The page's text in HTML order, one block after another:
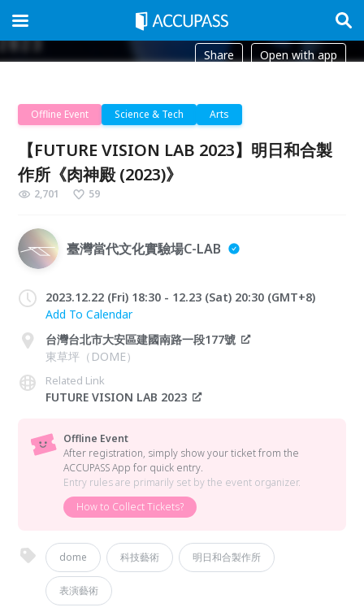
Share Open with app
Offline Event Science & Tech Arts
【FUTURE VISION LAB 2023】明日和合製
作所《肉神殿 (2023)》
2,701 59
臺灣當代文化實驗場C-LAB
2023.12.22 (Fri) 18:30 - 12.23 (Sat) 20:30 (GMT+8)
Add To Calendar
台灣台北市大安區建國南路一段177號
東草坪（DOME）
Related Link
FUTURE VISION LAB 2023
Offline Event
After registration, simply show your ticket from the
ACCUPASS App for quick entry.
Entry rules are primarily set by the event organizer.
How to Collect Tickets?
dome 科技藝術 明日和合製作所
表演藝術